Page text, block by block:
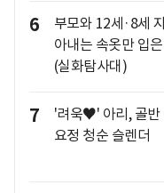
6
부모와 12세·8세
아내는 속옷만 입
(실화탐사대)
7
'려욱♥' 아리, 골
요정 청순 슬렌더